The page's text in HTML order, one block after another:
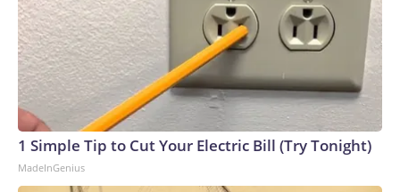
1 Simple Tip to Cut Your Electric Bill (Try Tonight)
MadeInGenius